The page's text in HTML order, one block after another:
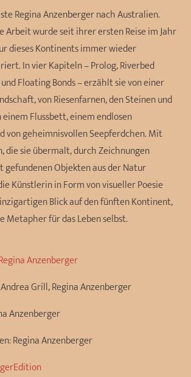
Regina Anzenberger nach Australien.
Arbeit wurde seit ihrer ersten Reise im Jahr
dieses Kontinents immer wieder
In vier Kapiteln – Prolog, Riverbed
Floating Bonds – erzählt sie von einer
von Riesenfarnen, den Steinen und
Flussbett, einem endlosen
von geheimnisvollen Seepferdchen. Mit
die sie übermalt, durch Zeichnungen
Objekten aus der Natur
Künstlerin in Form von visueller Poesie
Blick auf den fünften Kontinent,
Metapher für das Leben selbst.
Anzenberger
Andrea Grill, Regina Anzenberger
Anzenberger
Regina Anzenberger